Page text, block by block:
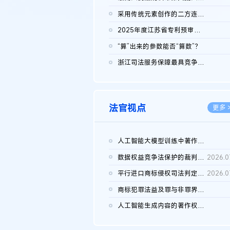
采用传统元素创作的二方连续装饰图案作品的独创性及侵权对比认定
2025年度江苏省专利预审典型案例
“算”出来的参数能否“算数”？
浙江司法服务保障最具竞争力营商环境建设典型案例（第二批）含侵...
法官视点 更多
人工智能大模型训练中著作权的合理使用
数据权益竞争法保护的裁判路径构建
平行进口商标侵权司法判定规则的困境与纾解
商标犯罪法益及罪与非罪界限研究
人工智能生成内容的著作权司法认定：演进逻辑、现实困境与规则建...